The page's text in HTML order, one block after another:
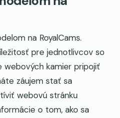
na RoyalCams.
pre jednotlivcov so
webových kamier pripojiť
záujem stať sa
webovú stránku
o tom, ako sa